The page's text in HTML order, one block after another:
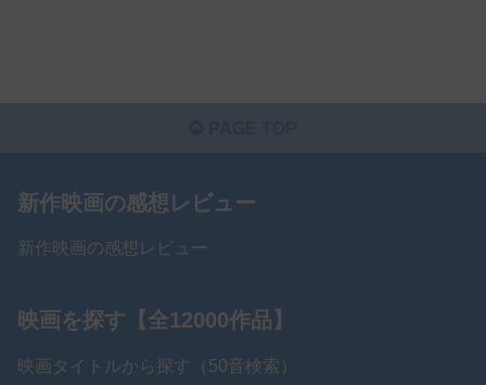
新作映画の感想レビュー
新作映画の感想レビュー
映画を探す【全12000作品】
映画タイトルから探す（50音検索）